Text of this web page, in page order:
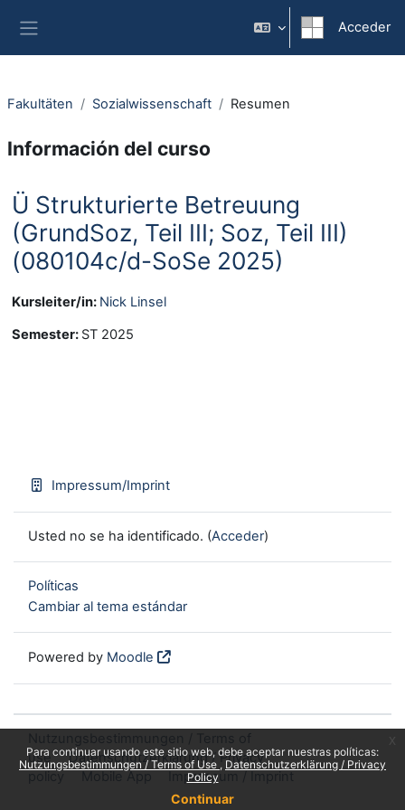
Para continuar usando este sitio web, debe aceptar nuestras políticas:
Nutzungsbestimmungen / Terms of Use
Datenschutzerklärung / Privacy
Policy
Continuar
Acceder
Fakultäten Sozialwissenschaft Resumen
Información del curso
Ü Strukturierte Betreuung
(GrundSoz, Teil III; Soz, Teil III)
(080104c/d-SoSe 2025)
Kursleiter/in: Nick Linsel
Semester: ST 2025
Impressum/Imprint
Usted no se ha identificado. (Acceder)
Políticas
Cambiar al tema estándar
Powered by Moodle
use
Datenschutzerklärung / Privacy
policy
Mobile App Impressum / Imprint